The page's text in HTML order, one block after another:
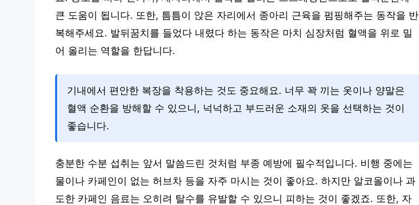
큰 도움이 됩니다. 또한, 틈틈이 앉은 자리에서 종아리 근육을 펌핑해주는 동작을 반
복해주세요. 발뒤꿈치를 들었다 내렸다 하는 동작은 마치 심장처럼 혈액을 위로 밀
어 올리는 역할을 한답니다.
기내에서 편안한 복장을 착용하는 것도 중요해요. 너무 꽉 끼는 옷이나 양말은
혈액 순환을 방해할 수 있으니, 넉넉하고 부드러운 소재의 옷을 선택하는 것이
좋습니다.
충분한 수분 섭취는 앞서 말씀드린 것처럼 부종 예방에 필수적입니다. 비행 중에는
물이나 카페인이 없는 허브차 등을 자주 마시는 것이 좋아요. 하지만 알코올이나 과
도한 카페인 음료는 오히려 탈수를 유발할 수 있으니 피하는 것이 좋겠죠. 또한, 자